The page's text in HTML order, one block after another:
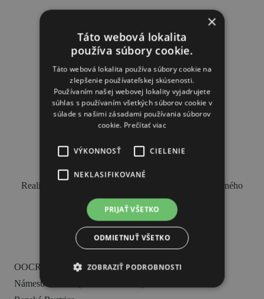
Relax a wellness
Šport a aktívny oddych
Ubytovanie
TOP zážitky
3 veci, ktoré ste o Kremnici pravdepodobne
nevedeli (a ako ju zažiť úplne inak!)
MÚZPAS = 8 kultúrnych zážitkov s 1 pasom
Riders Park Donovaly
PARTNERI
Realizované s finančnou podporou Ministerstva cestovného
ruchu a športu Slovenskej republiky.
KONTAKT
OOCR Stredné Slovensko
Námestie SNP 1 (budova Radnice)
×
Táto webová lokalita
používa súbory cookie.
Táto webová lokalita používa súbory cookie na
zlepšenie používateľskej skúsenosti.
Používaním našej webovej lokality vyjadrujete
súhlas s používaním všetkých súborov cookie v
súlade s našimi zásadami používania súborov
cookie. Prečítať viac
VÝKONNOSŤ CIELENIE
NEKLASIFIKOVANÉ
PRIJAŤ VŠETKO
ODMIETNUŤ VŠETKO
ZOBRAZIŤ PODROBNOSTI